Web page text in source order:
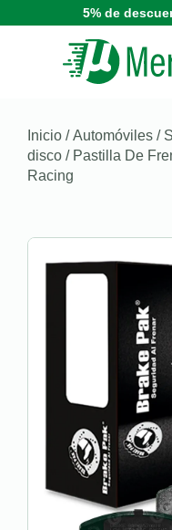
5% de
Inicio /Automóviles /
disco / Pastilla De
Racing